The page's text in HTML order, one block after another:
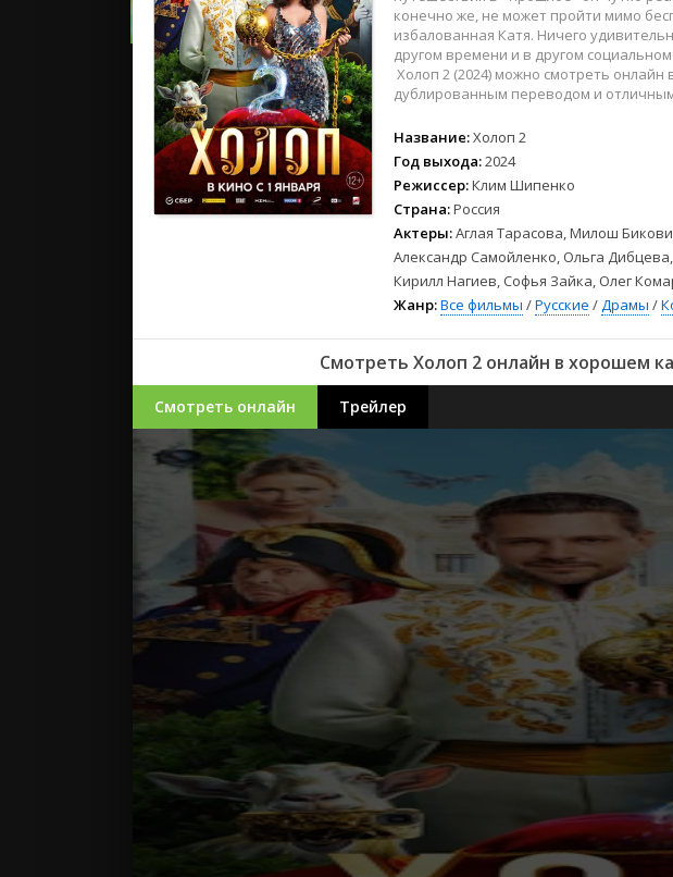
2022
2021
СССР
Зарубежные
Драмы
конечно же, не может пройти мимо
избалованная Катя. Ничего
другом времени и в другом
Холоп 2 (2024) можно смотреть онлайн
дублированным переводом и
Название:Холоп 2
Год выхода:2024
Режиссер:Клим Шипенко
Страна:Россия
Актеры:Аглая Тарасова, Милош
Александр Самойленко, Ольга
Кирилл Нагиев, Софья Зайка, Олег
Жанр:Все фильмы /Русские /Драмы /
Смотреть Холоп 2 онлайн в хорошем
Смотреть онлайн Трейлер